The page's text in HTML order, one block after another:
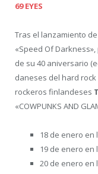
69 EYES
Tras el lanzamiento
«Speed Of
de su 40 aniversario
daneses del hard rock
rockeros finlandeses
«COWPUNKS AND
18 de enero en
19 de enero en
20 de enero en